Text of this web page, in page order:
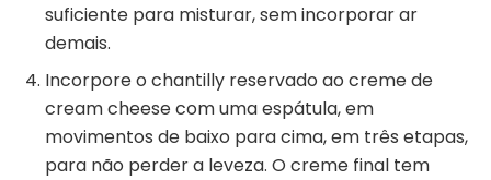
suficiente para misturar, sem incorporar ar
demais.
Incorpore o chantilly reservado ao creme de
cream cheese com uma espátula, em
movimentos de baixo para cima, em três etapas,
para não perder a leveza. O creme final tem